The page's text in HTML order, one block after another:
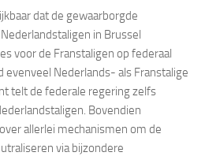
dat de gewaarborgde
in Brussel
voor de Franstaligen op federaal
evenveel Nederlands- als Franstalige
telt de federale regering zelfs
Bovendien
allerlei mechanismen om de
via bijzondere